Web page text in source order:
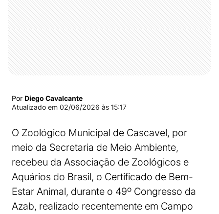
Por Diego Cavalcante
Atualizado em 02/06/2026 às 15:17
O Zoológico Municipal de Cascavel, por
meio da Secretaria de Meio Ambiente,
recebeu da Associação de Zoológicos e
Aquários do Brasil, o Certificado de Bem-
Estar Animal, durante o 49º Congresso da
Azab, realizado recentemente em Campo